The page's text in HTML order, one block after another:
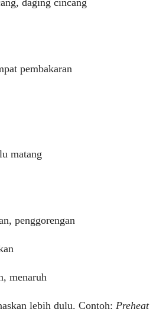
daging cincang
pembakaran
matang
penggorengan
menaruh
lebih dulu. Contoh: Preheat